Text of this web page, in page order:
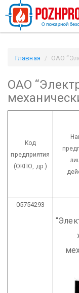
Главная
ОАО
ОАО
Код
предприятия
(ОКПО, др.)
05754293